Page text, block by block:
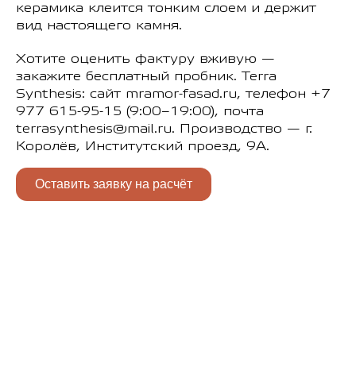
керамика клеится тонким слоем и держит
вид настоящего камня.
Хотите оценить фактуру вживую —
закажите бесплатный пробник. Terra
Synthesis: сайт mramor-fasad.ru, телефон +7
977 615-95-15 (9:00–19:00), почта
terrasynthesis@mail.ru. Производство — г.
Королёв, Институтский проезд, 9А.
Оставить заявку на расчёт